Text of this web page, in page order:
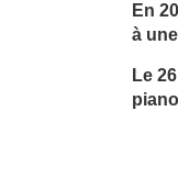
En
à
Le